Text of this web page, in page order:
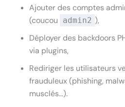
Ajouter des comptes
(coucou
admin2 ),
Déployer des backdoors
via plugins,
Rediriger les utilisateurs
frauduleux (phishing,
musclés…).